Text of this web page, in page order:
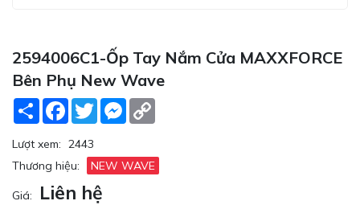
2594006C1-Ốp Tay Nắm Cửa MAXXFORCE
Bên Phụ New Wave
Share Facebook
TwitterMessenger
Lượt xem: 2443
Thương hiệu:
NEW WAVE
Giá: Liên hệ